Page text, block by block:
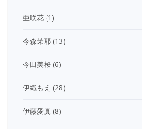
亜咲花 (1)
今森茉耶(13)
今田美桜(6)
伊織もえ (28)
伊藤愛真(8)